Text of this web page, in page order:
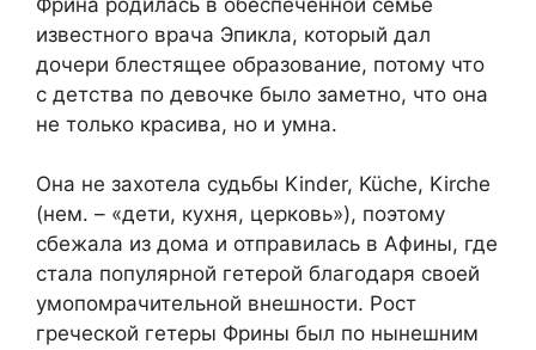
известного врача Эпикла, который дал
дочери блестящее образование, потому что
с детства по девочке было заметно, что она
не только красива, но и умна.
Она не захотела судьбы Kinder, Küche, Kirche
(нем. – «дети, кухня, церковь»), поэтому
сбежала из дома и отправилась в Афины, где
стала популярной гетерой благодаря своей
умопомрачительной внешности. Рост
греческой гетеры Фрины был по нынешним